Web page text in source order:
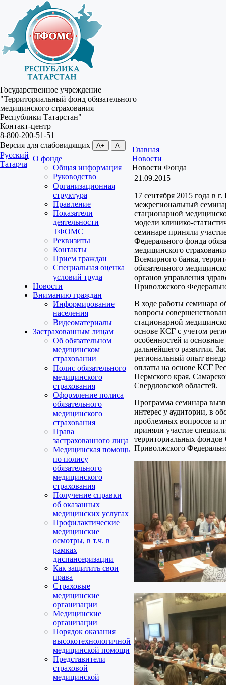
Государственное учреждение
"Территориальный фонд обязательного
медицинского страхования
Республики Татарстан"
Контакт-центр
8-800-200-51-51
Версия для слабовидящих
A+ A-
Русский
Татарча
О фонде
Общая информация
Руководство
Организационная
структура
Правление
Показатели
деятельности
ТФОМС
Реквизиты
Контакты
Прием граждан
Специальная оценка
условий труда
Новости
Вниманию граждан
Информирование
населения
Видеоматериалы
Застрахованным лицам
Об обязательном
медицинском
страховании
Полис обязательного
медицинского
страхования
Оформление полиса
обязательного
медицинского
страхования
Права
застрахованного лица
Медицинская помощь
по полису
обязательного
медицинского
страхования
Получение справки
об оказанных
медицинских услугах
Профилактические
медицинские
осмотры, в т.ч. в
рамках
диспансеризации
Как защитить свои
права
Страховые
медицинские
организации
Медицинские
организации
Порядок оказания
высокотехнологичной
медицинской помощи
Представители
страховой
медицинской
Главная
Новости
Новости Фонда
21.09.2015
17 сентября 2015 года в г.
межрегиональный
стационарной
модели клинико-
семинаре приняли
Федерального фонда
медицинского
Всемирного банка,
обязательного
органов управления
Приволжского
В ходе работы семинара
вопросы
стационарной
основе КСГ с учетом
особенностей и основные
дальнейшего развития.
региональный опыт
оплаты на основе КСГ
Пермского края,
Свердловской областей.
Программа семинара
интерес у аудитории, в
проблемных вопросов и
приняли участие
территориальных
Приволжского